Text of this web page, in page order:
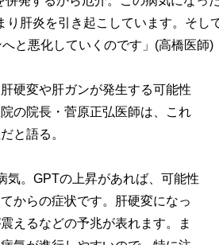
り肝炎を引き起こしています。そし
と悪化していくのです」(高橋医師)
硬変や肝ガンが発生する可能性
の院長・菅原正弘医師は、これ
と語る。
気。GPTの上昇があれば、可能性
からの症状です。肝硬変になっ
えるなどの予兆が表れます。ま